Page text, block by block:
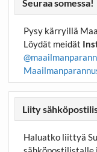
Seuraa somessa!
Pysy kärryillä
Löydät meidät
Liity
Haluatko liittyä